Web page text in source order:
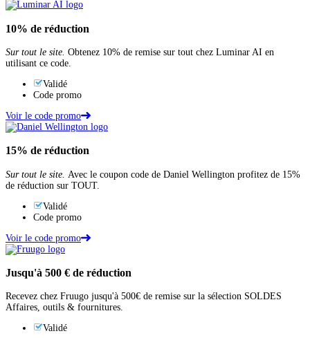
10% de réduction
Sur tout le site. Obtenez 10% de remise sur tout chez Luminar AI en
utilisant ce code.
Validé
Code promo
Voir le code promo
15% de réduction
Sur tout le site. Avec le coupon code de Daniel Wellington profitez de 15%
de réduction sur TOUT.
Validé
Code promo
Voir le code promo
Jusqu'à 500 € de réduction
Recevez chez Fruugo jusqu'à 500€ de remise sur la sélection SOLDES
Affaires, outils & fournitures.
Validé